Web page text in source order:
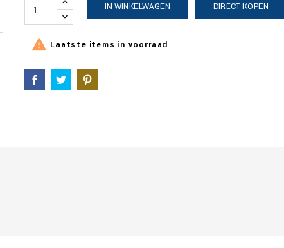

IN WINKELWAGEN DIRECT KOPEN
 Laatste items in voorraad